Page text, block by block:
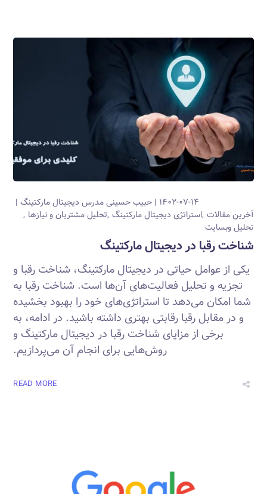
۱۴۰۲-۰۷-۱۴ حبیب حسینیمدرس دیجیتال مارکتینگ
آخرین مقالات استراتژی دیجیتال مارکتینگ تحلیل مشتریان و نیازها
تحلیل وبسایت
شناخت رقبا در دیجیتال مارکتینگ
یکی از عوامل حیاتی در دیجیتال مارکتینگ، شناخت رقبا و
تجزیه و تحلیل فعالیت‌های آن‌ها است. شناخت رقبا به
شما امکان می‌دهد تا استراتژی‌های خود را بهبود بخشیده
و در مقابل رقبا رقابتی بهتری داشته باشید. در ادامه، به
برخی از مزایای شناخت رقبا در دیجیتال مارکتینگ و
روش‌هایی برای انجام آن می‌پردازیم.
READ MORE